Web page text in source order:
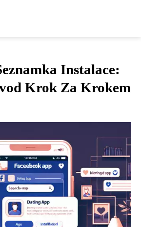
Instalace:
Krok Za Krokem